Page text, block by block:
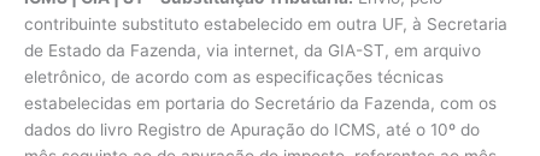
contribuinte substituto estabelecido em outra UF, à Secretaria
de Estado da Fazenda, via internet, da GIA-ST, em arquivo
eletrônico, de acordo com as especificações técnicas
estabelecidas em portaria do Secretário da Fazenda, com os
dados do livro Registro de Apuração do ICMS, até o 10º do